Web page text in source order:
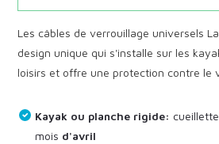
Les câbles de verrouillage universels
design unique qui s'installe sur les
loisirs et offre une protection contre le
Kayak ou planche rigide:
mois d'avril